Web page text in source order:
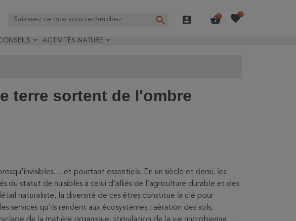
search account_box shopping_basket
0 favorite0
 ACTIVITÉS NATURE 
terre sortent de l'ombre
et pourtant essentiels. En un siècle et demi, les
du statut de nuisibles à celui d’alliés de l’agriculture durable et des
naturaliste, la diversité de ces êtres constitue la clé pour
services qu’ils rendent aux écosystèmes : aération des sols,